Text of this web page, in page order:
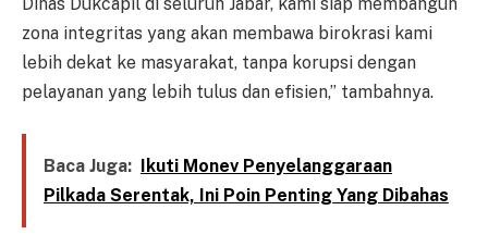
zona integritas yang akan membawa birokrasi kami
lebih dekat ke masyarakat, tanpa korupsi dengan
pelayanan yang lebih tulus dan efisien,” tambahnya.
Baca Juga: Ikuti Monev Penyelanggaraan
Pilkada Serentak, Ini Poin Penting Yang Dibahas